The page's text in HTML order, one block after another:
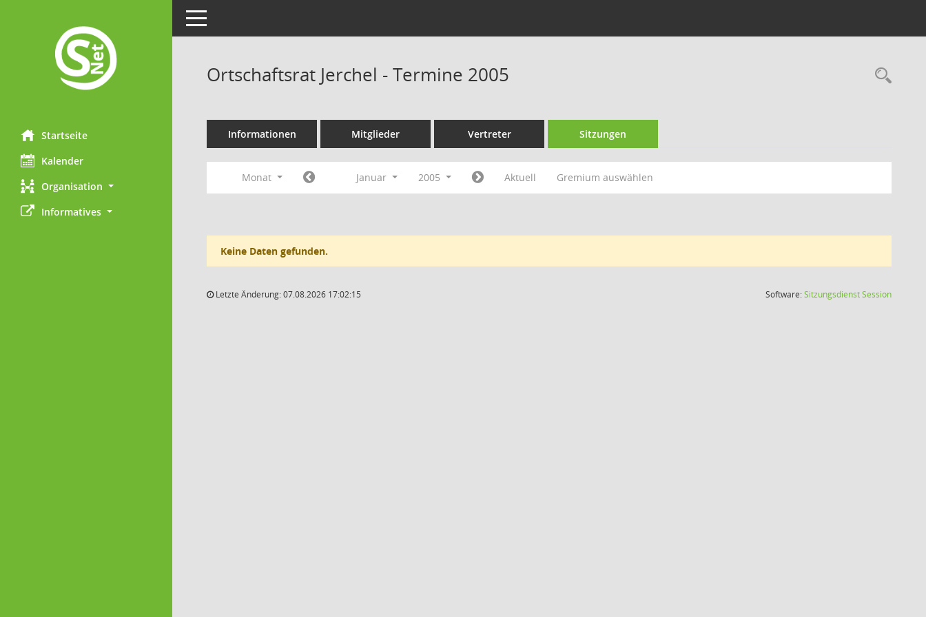
Startseite
Kalender
Organisation
Informatives
Toggle navigation
Ortschaftsrat Jerchel - Termine 2005
Informationen Mitglieder Vertreter Sitzungen
Monat Januar 2005 Aktuell Gremium auswählen
Keine Daten gefunden.
Letzte Änderung: 07.08.2026 17:02:15 Software:SitzungsdienstSession(Wird in